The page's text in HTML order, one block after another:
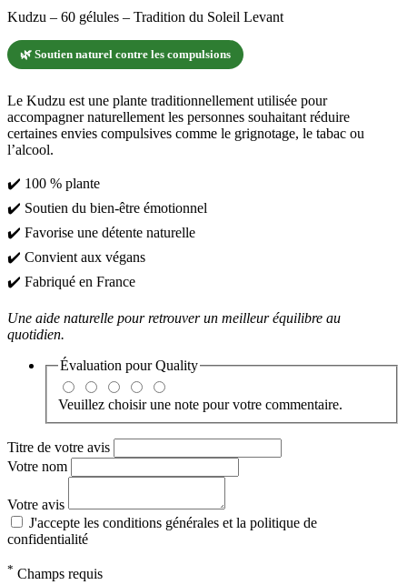
Kudzu – 60 gélules – Tradition du Soleil Levant
🌿 Soutien naturel contre les compulsions
Le Kudzu est une plante traditionnellement utilisée pour
accompagner naturellement les personnes souhaitant réduire
certaines envies compulsives comme le grignotage, le tabac ou
l’alcool.
✔️ 100 % plante
✔️ Soutien du bien-être émotionnel
✔️ Favorise une détente naturelle
✔️ Convient aux végans
✔️ Fabriqué en France
Une aide naturelle pour retrouver un meilleur équilibre au
quotidien.
Évaluation pour Quality
Veuillez choisir une note pour votre commentaire.
Titre de votre avis
Votre nom
Votre avis
J'accepte les conditions générales et la politique de
confidentialité
* Champs requis